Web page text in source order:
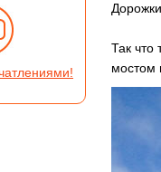
Так что
мостом